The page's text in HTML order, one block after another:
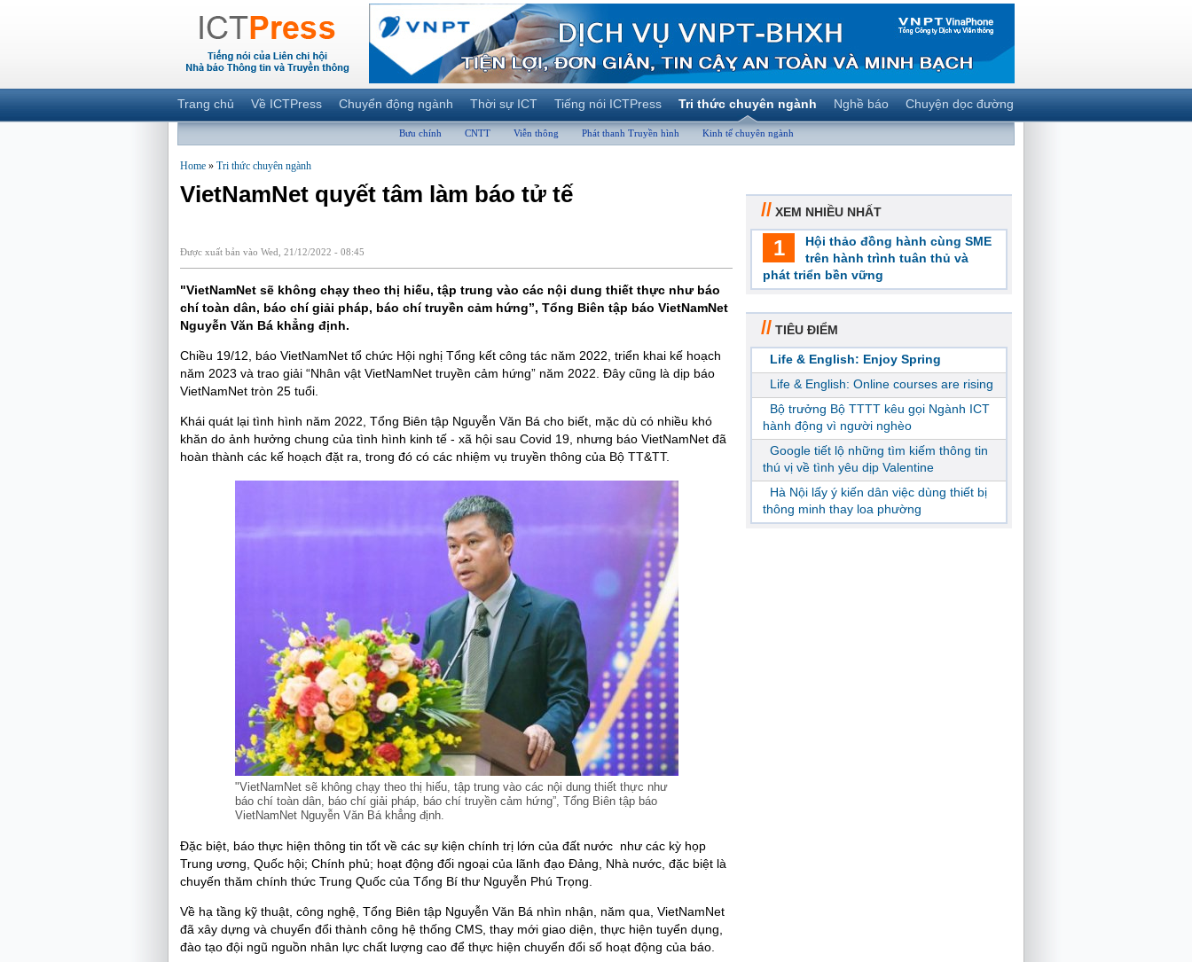
Trang chủ Về ICTPress Chuyển động ngành Thời sự ICT Tiếng nói ICTPress Tri thức chuyên ngành Nghề báo Chuyện dọc đường
Bưu chính CNTT Viễn thông Phát thanh Truyền hình Kinh tế chuyên ngành
Home » Tri thức chuyên ngành
VietNamNet quyết tâm làm báo tử tế
Được xuất bản vào Wed, 21/12/2022 - 08:45
"VietNamNet sẽ không chạy theo thị hiếu, tập trung vào các nội dung thiết thực như báo
chí toàn dân, báo chí giải pháp, báo chí truyền cảm hứng”, Tổng Biên tập báo VietNamNet
Nguyễn Văn Bá khẳng định.
Chiều 19/12, báo VietNamNet tổ chức Hội nghị Tổng kết công tác năm 2022, triển khai kế hoạch
năm 2023 và trao giải “Nhân vật VietNamNet truyền cảm hứng” năm 2022. Đây cũng là dịp báo
VietNamNet tròn 25 tuổi.
Khái quát lại tình hình năm 2022, Tổng Biên tập Nguyễn Văn Bá cho biết, mặc dù có nhiều khó
khăn do ảnh hưởng chung của tình hình kinh tế - xã hội sau Covid 19, nhưng báo VietNamNet đã
hoàn thành các kế hoạch đặt ra, trong đó có các nhiệm vụ truyền thông của Bộ TT&TT.
"VietNamNet sẽ không chạy theo thị hiếu, tập trung vào các nội dung thiết thực như
báo chí toàn dân, báo chí giải pháp, báo chí truyền cảm hứng”, Tổng Biên tập báo
VietNamNet Nguyễn Văn Bá khẳng định.
Đặc biệt, báo thực hiện thông tin tốt về các sự kiện chính trị lớn của đất nước như các kỳ họp
Trung ương, Quốc hội; Chính phủ; hoạt động đối ngoại của lãnh đạo Đảng, Nhà nước, đặc biệt là
chuyến thăm chính thức Trung Quốc của Tổng Bí thư Nguyễn Phú Trọng.
Về hạ tầng kỹ thuật, công nghệ, Tổng Biên tập Nguyễn Văn Bá nhìn nhận, năm qua, VietNamNet
đã xây dựng và chuyển đổi thành công hệ thống CMS, thay mới giao diện, thực hiện tuyển dụng,
đào tạo đội ngũ nguồn nhân lực chất lượng cao để thực hiện chuyển đổi số hoạt động của báo.
// XEM NHIỀU NHẤT
1
Hội thảo đồng hành cùng SME
trên hành trình tuân thủ và
phát triển bền vững
// TIÊU ĐIỂM
Life & English: Enjoy Spring
Life & English: Online courses are rising
Bộ trưởng Bộ TTTT kêu gọi Ngành ICT
hành động vì người nghèo
Google tiết lộ những tìm kiếm thông tin
thú vị về tình yêu dịp Valentine
Hà Nội lấy ý kiến dân việc dùng thiết bị
thông minh thay loa phường